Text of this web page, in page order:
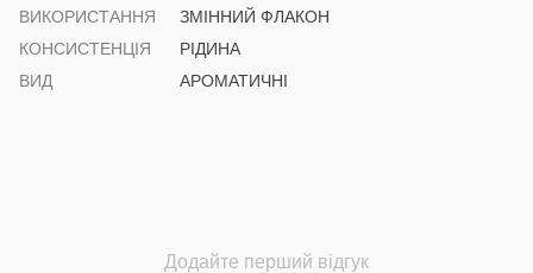
ВИКОРИСТАННЯ
ЗМІННИЙ ФЛАКОН
КОНСИСТЕНЦІЯ
РІДИНА
ВИД
АРОМАТИЧНІ
Додайте перший відгук